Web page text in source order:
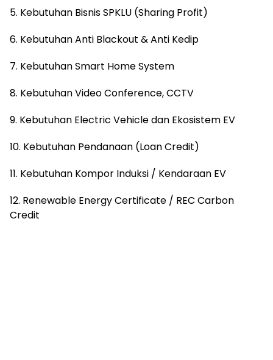
5. Kebutuhan Bisnis SPKLU (Sharing Profit)
6. Kebutuhan Anti Blackout & Anti Kedip
7. Kebutuhan Smart Home System
8. Kebutuhan Video Conference, CCTV
9. Kebutuhan Electric Vehicle dan Ekosistem EV
10. Kebutuhan Pendanaan (Loan Credit)
11. Kebutuhan Kompor Induksi / Kendaraan EV
12. Renewable Energy Certificate / REC Carbon
Credit